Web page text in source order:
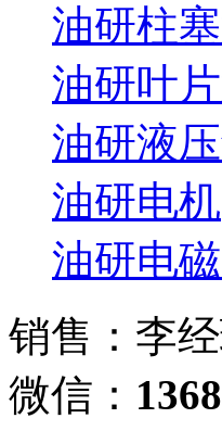
油研柱
油研叶
油研液
油研电机
油研电
销售：李
微信：